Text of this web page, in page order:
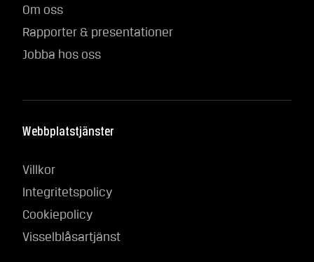
Om oss
Rapporter & presentationer
Jobba hos oss
Webbplatstjänster
Villkor
Integritetspolicy
Cookiepolicy
Visselblåsartjänst